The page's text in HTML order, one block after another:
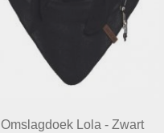
Omslagdoek Lola - Zwart